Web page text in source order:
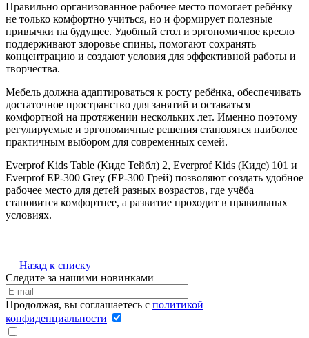
Правильно организованное рабочее место помогает ребёнку
не только комфортно учиться, но и формирует полезные
привычки на будущее. Удобный стол и эргономичное кресло
поддерживают здоровье спины, помогают сохранять
концентрацию и создают условия для эффективной работы и
творчества.
Мебель должна адаптироваться к росту ребёнка, обеспечивать
достаточное пространство для занятий и оставаться
комфортной на протяжении нескольких лет. Именно поэтому
регулируемые и эргономичные решения становятся наиболее
практичным выбором для современных семей.
Everprof Kids Table (Кидс Тейбл) 2, Everprof Kids (Кидс) 101 и
Everprof EP-300 Grey (EP-300 Грей) позволяют создать удобное
рабочее место для детей разных возрастов, где учёба
становится комфортнее, а развитие проходит в правильных
условиях.
Назад к списку
Следите за нашими новинками
Продолжая, вы соглашаетесь с политикой
конфиденциальности